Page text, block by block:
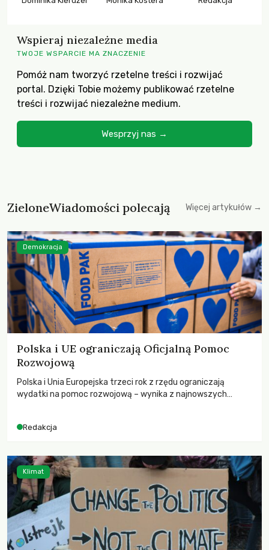
Wspieraj niezależne media
TWOJE WSPARCIE MA ZNACZENIE
Pomóż nam tworzyć rzetelne treści i rozwijać
portal. Dzięki Tobie możemy publikować rzetelne
treści i rozwijać niezależne medium.
Wesprzyj nas →
ZieloneWiadomości polecają Więcej artykułów →
Polska i UE ograniczają Oficjalną Pomoc
Rozwojową
Polska i Unia Europejska trzeci rok z rzędu ograniczają
wydatki na pomoc rozwojową – wynika z najnowszych
odnotowano największe tąpnięcie ODA w historii. Jakie będą
kryzysami i ubóstwem?
Redakcja
Demokracja
Klimat